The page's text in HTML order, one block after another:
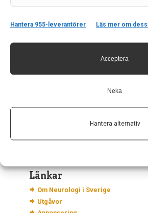
Hantera 955-leverantörer Läs mer om
Acceptera
Neka
Hantera alternativ
113 68 Stockholm
nis@pharma-industry.se
Länkar
Om Neurologi i Sverige
Utgåvor